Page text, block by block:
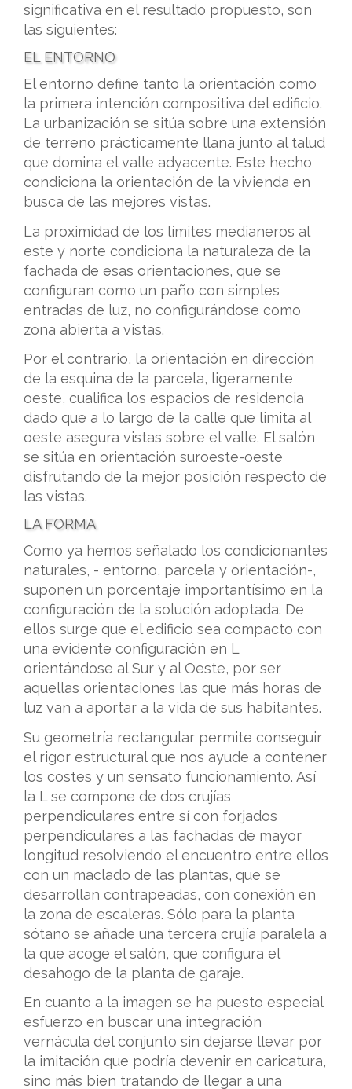
significativa en el resultado propuesto, son
las siguientes:
EL ENTORNO
El entorno define tanto la orientación como
la primera intención compositiva del edificio.
La urbanización se sitúa sobre una extensión
de terreno prácticamente llana junto al talud
que domina el valle adyacente. Este hecho
condiciona la orientación de la vivienda en
busca de las mejores vistas.
La proximidad de los límites medianeros al
este y norte condiciona la naturaleza de la
fachada de esas orientaciones, que se
configuran como un paño con simples
entradas de luz, no configurándose como
zona abierta a vistas.
Por el contrario, la orientación en dirección
de la esquina de la parcela, ligeramente
oeste, cualifica los espacios de residencia
dado que a lo largo de la calle que limita al
oeste asegura vistas sobre el valle. El salón
se sitúa en orientación suroeste-oeste
disfrutando de la mejor posición respecto de
las vistas.
LA FORMA
Como ya hemos señalado los condicionantes
naturales, - entorno, parcela y orientación-,
suponen un porcentaje importantísimo en la
configuración de la solución adoptada. De
ellos surge que el edificio sea compacto con
una evidente configuración en L
orientándose al Sur y al Oeste, por ser
aquellas orientaciones las que más horas de
luz van a aportar a la vida de sus habitantes.
Su geometría rectangular permite conseguir
el rigor estructural que nos ayude a contener
los costes y un sensato funcionamiento. Así
la L se compone de dos crujías
perpendiculares entre sí con forjados
perpendiculares a las fachadas de mayor
longitud resolviendo el encuentro entre ellos
con un maclado de las plantas, que se
desarrollan contrapeadas, con conexión en
la zona de escaleras. Sólo para la planta
sótano se añade una tercera crujía paralela a
la que acoge el salón, que configura el
desahogo de la planta de garaje.
En cuanto a la imagen se ha puesto especial
esfuerzo en buscar una integración
vernácula del conjunto sin dejarse llevar por
la imitación que podría devenir en caricatura,
sino más bien tratando de llegar a una